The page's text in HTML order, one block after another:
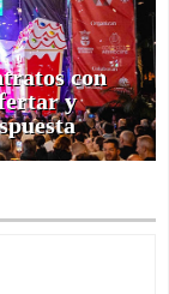
con
y